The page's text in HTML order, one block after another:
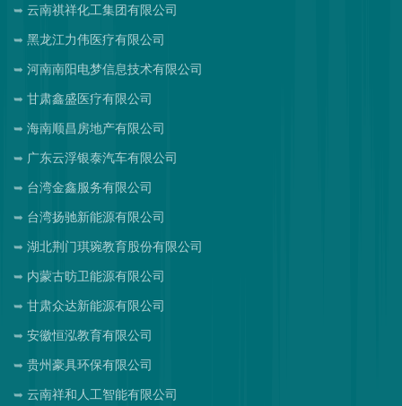
云南祺祥化工集团有限公司
黑龙江力伟医疗有限公司
河南南阳电梦信息技术有限公司
甘肃鑫盛医疗有限公司
海南顺昌房地产有限公司
广东云浮银泰汽车有限公司
台湾金鑫服务有限公司
台湾扬驰新能源有限公司
湖北荆门琪琬教育股份有限公司
内蒙古昉卫能源有限公司
甘肃众达新能源有限公司
安徽恒泓教育有限公司
贵州豪具环保有限公司
云南祥和人工智能有限公司